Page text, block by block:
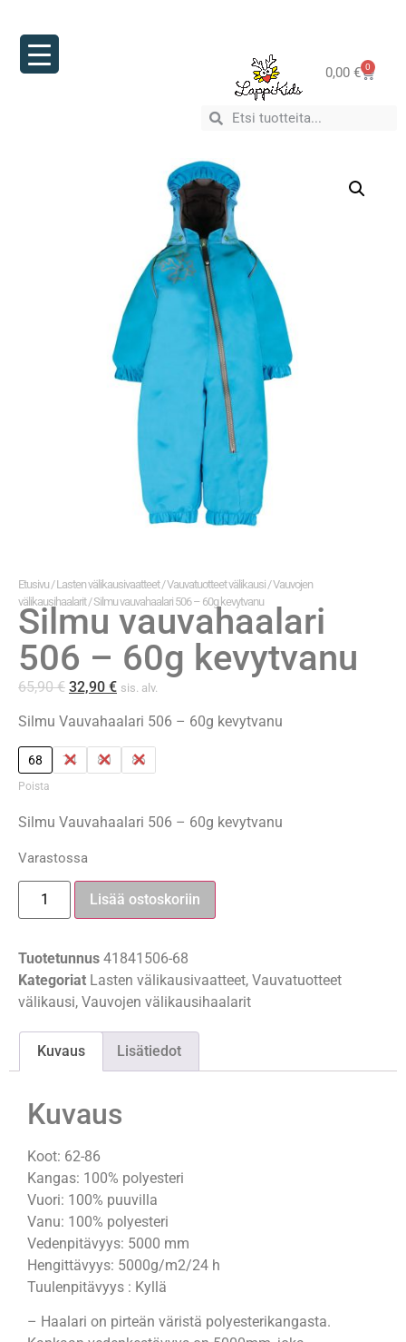
0,00 € 0
Etusivu /Lasten välikausivaatteet/Vauvatuotteet välikausi /Vauvojen
välikausihaalarit/ Silmu vauvahaalari 506 – 60g kevytvanu
Silmu vauvahaalari
506 – 60g kevytvanu
65,90€ 32,90 € sis. alv.
Silmu Vauvahaalari 506 – 60g kevytvanu
68 74 80 86
Poista
Silmu Vauvahaalari 506 – 60g kevytvanu
Varastossa
Lisää ostoskoriin
Tuotetunnus 41841506-68
Kategoriat Lasten välikausivaatteet, Vauvatuotteet
välikausi, Vauvojen välikausihaalarit
Kuvaus Lisätiedot
Kuvaus
Koot: 62-86
Kangas: 100% polyesteri
Vuori: 100% puuvilla
Vanu: 100% polyesteri
Vedenpitävyys: 5000 mm
Hengittävyys: 5000g/m2/24 h
Tuulenpitävyys : Kyllä
– Haalari on pirteän väristä polyesterikangasta.